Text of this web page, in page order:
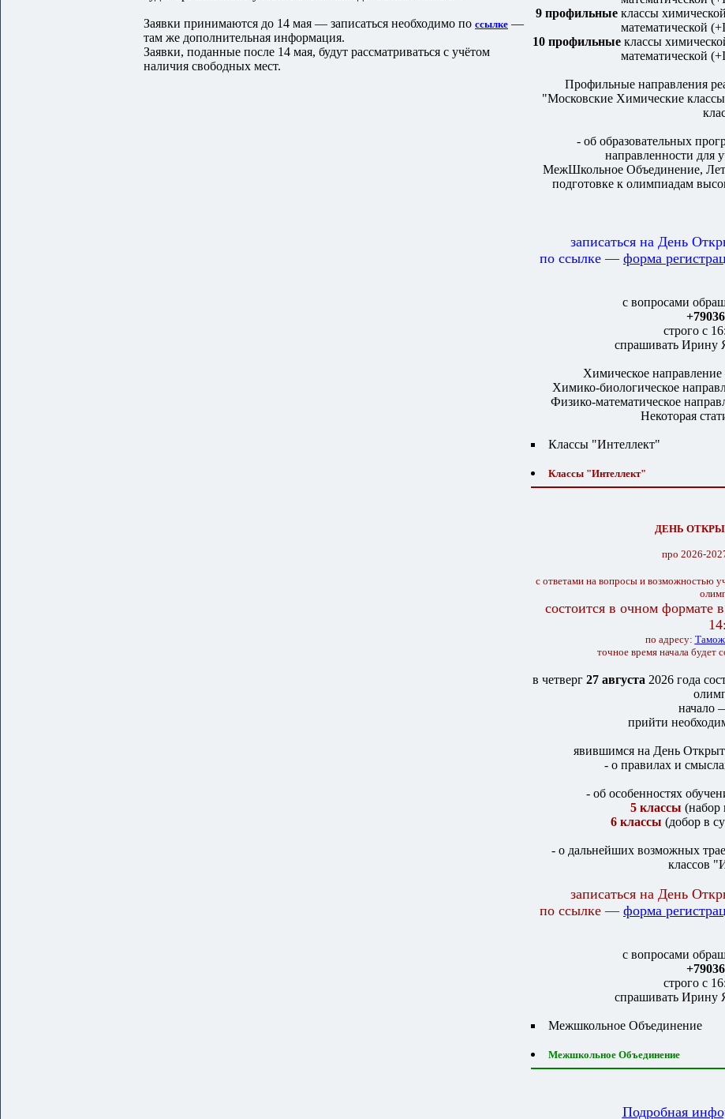
Заявки принимаются до 14 мая — записаться необходимо по ссылке —
там же дополнительная информация.
Заявки, поданные после 14 мая, будут рассматриваться с учётом
наличия свободных мест.
9 профильныеклассы
математической
10 профильныеклассы
математической
Профильные направления
"Московские Химические
- об образовательных
направленности для
МежШкольное Объединение,
подготовке к олимпиадам
записаться на День
по ссылке — форма
с вопросами
строго с
спрашивать Ирину
Химическое
Химико-биологическое
Физико-математическое
Некоторая
Классы "Интеллект"
Классы "Интеллект"
ДЕНЬ
про 2026-
с ответами на вопросы и возможностью
состоится в очном формате
по адресу:
точное время начала будет
в четверг 27 августа 2026 года
начало
прийти
явившимся на День
- о правилах и
- об особенностях
5 классы (набор
6 классы (добор в
- о дальнейших возможных
классов
записаться на День
по ссылке — форма
с вопросами
строго с
спрашивать Ирину
Межшкольное Объединение
Межшкольное Объединение
Подробная